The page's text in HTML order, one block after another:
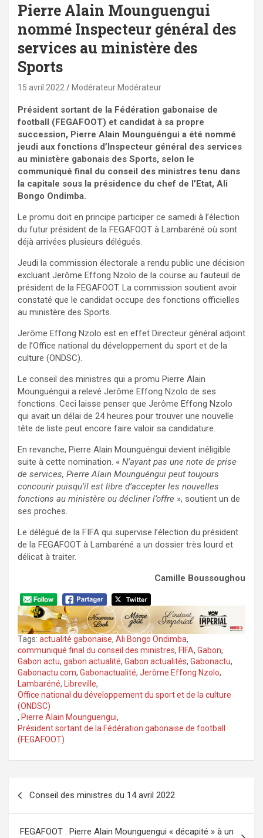
Pierre Alain Mounguengui
nommé Inspecteur général des
services au ministère des
Sports
15 avril 2022 Modérateur Modérateur
Président sortant de la Fédération gabonaise de
football (FEGAFOOT) et candidat à sa propre
succession, Pierre Alain Mounguéngui a été nommé
jeudi aux fonctions d’Inspecteur général des services
au ministère gabonais des Sports, selon le
communiqué final du conseil des ministres tenu dans
la capitale sous la présidence du chef de l’Etat, Ali
Bongo Ondimba.
Le promu doit en principe participer ce samedi à l’élection
du futur président de la FEGAFOOT à Lambaréné où sont
déjà arrivées plusieurs délégués.
Jeudi la commission électorale a rendu public une décision
excluant Jerôme Effong Nzolo de la course au fauteuil de
président de la FEGAFOOT. La commission soutient avoir
constaté que le candidat occupe des fonctions officielles
au ministère des Sports.
Jerôme Effong Nzolo est en effet Directeur général adjoint
de l’Office national du développement du sport et de la
culture (ONDSC).
Le conseil des ministres qui a promu Pierre Alain
Mounguéngui a relevé Jerôme Effong Nzolo de ses
fonctions. Ceci laisse penser que Jerôme Effong Nzolo
qui avait un délai de 24 heures pour trouver une nouvelle
tête de liste peut encore faire valoir sa candidature.
En revanche, Pierre Alain Mounguéngui devient inéligible
suite à cette nomination. « N’ayant pas une note de prise
de services, Pierre Alain Mounguéngui peut toujours
concourir puisqu’il est libre d’accepter les nouvelles
fonctions au ministère ou décliner l’offre », soutient un de
ses proches.
Le délégué de la FIFA qui supervise l’élection du président
de la FEGAFOOT à Lambaréné a un dossier très lourd et
délicat à traiter.
Camille Boussoughou
Tags: actualité gabonaise, Ali Bongo Ondimba,
communiqué final du conseil des ministres, FIFA, Gabon,
Gabon actu, gabon actualité, Gabon actualités, Gabonactu,
Gabonactu.com, Gabonactualité, Jerôme Effong Nzolo,
Lambaréné, Libreville,
Office national du développement du sport et de la culture
(ONDSC)
, Pierre Alain Mounguengui,
Président sortant de la Fédération gabonaise de football
(FEGAFOOT)
de
l’article
Conseil des ministres du 14 avril 2022
FEGAFOOT : Pierre Alain Mounguengui « décapité » à un